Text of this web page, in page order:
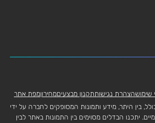
שימושהצהרת נגישותתקנון מבצעיםמחירוןמפת אתר
בין היתר, מידע ותמונות המסופקים לחברה על ידי
יתכנו הבדלים מסוימים בין התמונות באתר לבין